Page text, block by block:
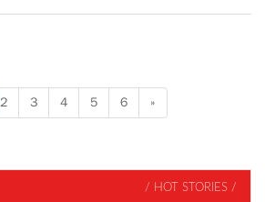
2 3 4 5 6 »
/ HOT STORIES /